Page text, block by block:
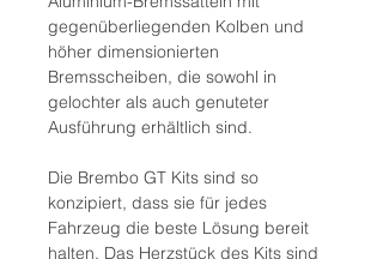
gegenüberliegenden Kolben und
höher dimensionierten
Bremsscheiben, die sowohl in
gelochter als auch genuteter
Ausführung erhältlich sind.
Die Brembo GT Kits sind so
konzipiert, dass sie für jedes
Fahrzeug die beste Lösung bereit
halten. Das Herzstück des Kits sind